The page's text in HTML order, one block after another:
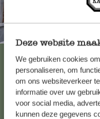
Deze website
We gebruiken cookies
personaliseren, om
om ons websiteverkeer
informatie over uw
voor social media,
kunnen deze gegevens